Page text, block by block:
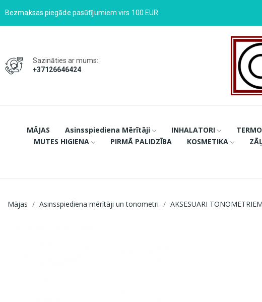
Bezmaksas piegāde pasūtījumiem virs 100 EUR
Sazināties ar mums:
+37126646424
MĀJAS Asinsspiediena Mērītāji INHALATORI
MUTES HIGIENA
PIRMĀ PALIDZĪBA KOSMETIKA
Mājas Asinsspiediena mērītāji un tonometri AKSESUARI TONOMETRIEM